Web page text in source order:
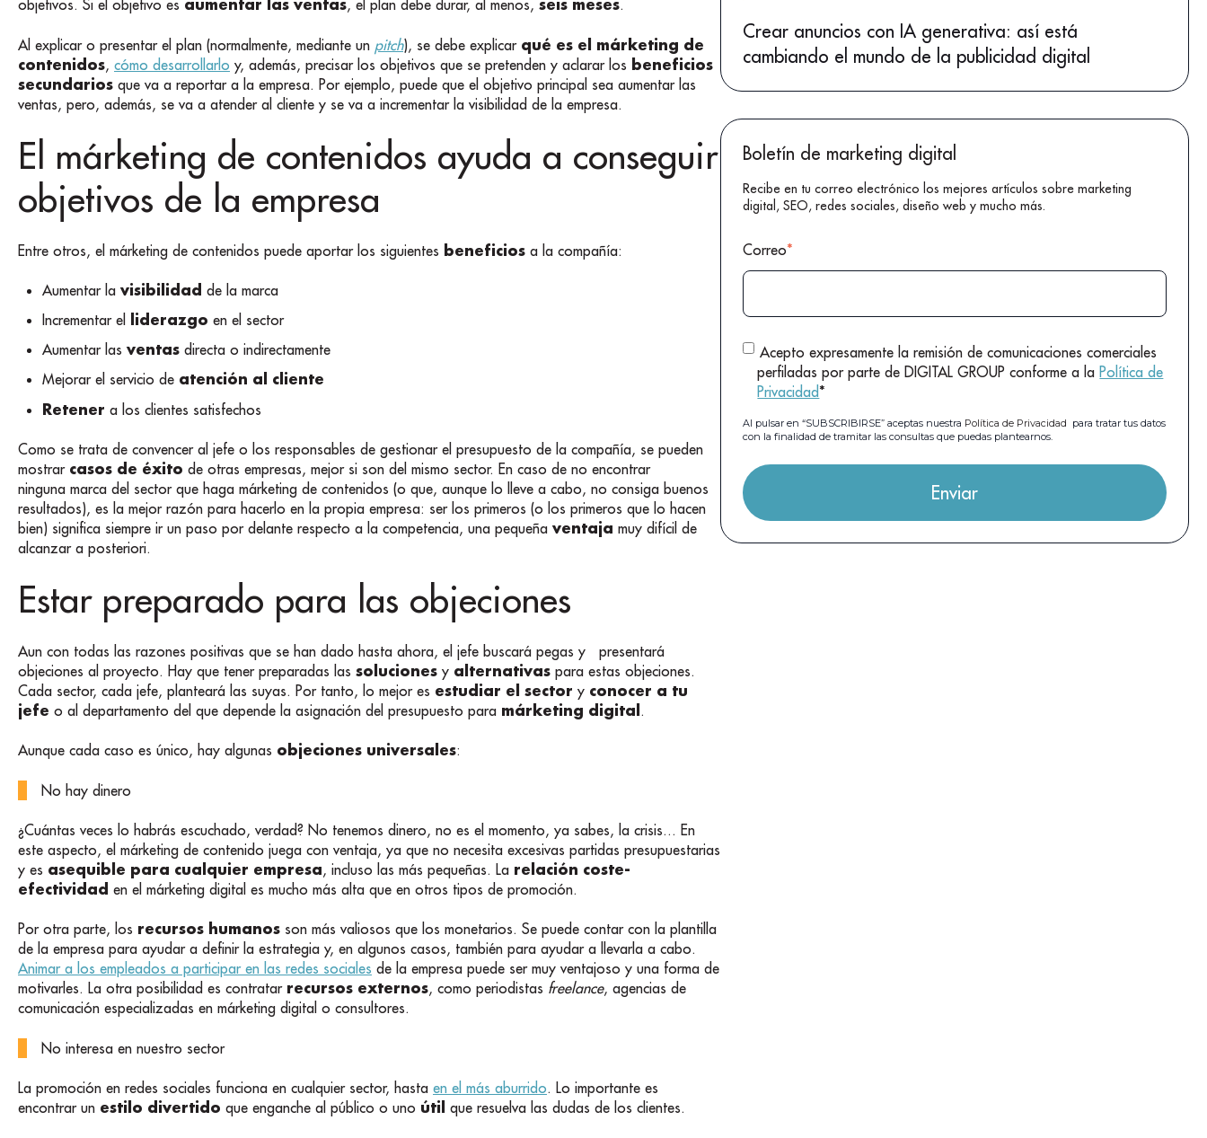
objetivos. Si el objetivo es aumentar las ventas, el plan debe durar, al menos, seis meses.
Al explicar o presentar el plan (normalmente, mediante un pitch), se debe explicar qué es el márketing de
contenidos, cómo desarrollarlo y, además, precisar los objetivos que se pretenden y aclarar los beneficios
secundarios que va a reportar a la empresa. Por ejemplo, puede que el objetivo principal sea aumentar las
ventas, pero, además, se va a atender al cliente y se va a incrementar la visibilidad de la empresa.
El márketing de contenidos ayuda a conseguir
objetivos de la empresa
Entre otros, el márketing de contenidos puede aportar los siguientes beneficios a la compañía:
Aumentar lavisibilidad de la marca
Incrementar el
liderazgo en el sector
Aumentar lasventas directa o indirectamente
Mejorar el servicio de atención al cliente
Retener a los clientes satisfechos
Como se trata de convencer al jefe o los responsables de gestionar el presupuesto de la compañía, se pueden
mostrar casos de éxito de otras empresas, mejor si son del mismo sector. En caso de no encontrar
ninguna marca del sector que haga márketing de contenidos (o que, aunque lo lleve a cabo, no consiga buenos
resultados), es la mejor razón para hacerlo en la propia empresa: ser los primeros (o los primeros que lo hacen
bien) significa siempre ir un paso por delante respecto a la competencia, una pequeña ventaja muy difícil de
alcanzar a posteriori.
Estar preparado para las objeciones
Aun con todas las razones positivas que se han dado hasta ahora, el jefe buscará pegas y presentará
objeciones al proyecto. Hay que tener preparadas las soluciones y alternativas para estas objeciones.
Cada sector, cada jefe, planteará las suyas. Por tanto, lo mejor es estudiar el sector y conocer a tu
jefe o al departamento del que depende la asignación del presupuesto para márketing digital.
Aunque cada caso es único, hay algunas objeciones universales:
No hay dinero
¿Cuántas veces lo habrás escuchado, verdad? No tenemos dinero, no es el momento, ya sabes, la crisis... En
este aspecto, el márketing de contenido juega con ventaja, ya que no necesita excesivas partidas presupuestarias
y es asequible para cualquier empresa, incluso las más pequeñas. La relación coste-
efectividad en el márketing digital es mucho más alta que en otros tipos de promoción.
Por otra parte, los recursos humanos son más valiosos que los monetarios. Se puede contar con la plantilla
de la empresa para ayudar a definir la estrategia y, en algunos casos, también para ayudar a llevarla a cabo.
Animar a los empleados a participar en las redes sociales de la empresa puede ser muy ventajoso y una forma de
motivarles. La otra posibilidad es contratar recursos externos, como periodistas freelance, agencias de
comunicación especializadas en márketing digital o consultores.
No interesa en nuestro sector
La promoción en redes sociales funciona en cualquier sector, hasta en el más aburrido. Lo importante es
encontrar un estilo divertido que enganche al público o uno útil que resuelva las dudas de los clientes.
Crear anuncios con IA generativa: así está
cambiando el mundo de la publicidad digital
Boletín de marketing digital
Recibe en tu correo electrónico los mejores artículos sobre marketing
digital, SEO, redes sociales, diseño web y mucho más.
Correo*
Acepto expresamente la remisión de comunicaciones comerciales
perfiladas por parte de DIGITAL GROUP conforme a la Política de
Privacidad*
Al pulsar en “SUBSCRIBIRSE” aceptas nuestra Política de Privacidad para tratar tus datos
con la finalidad de tramitar las consultas que puedas plantearnos.